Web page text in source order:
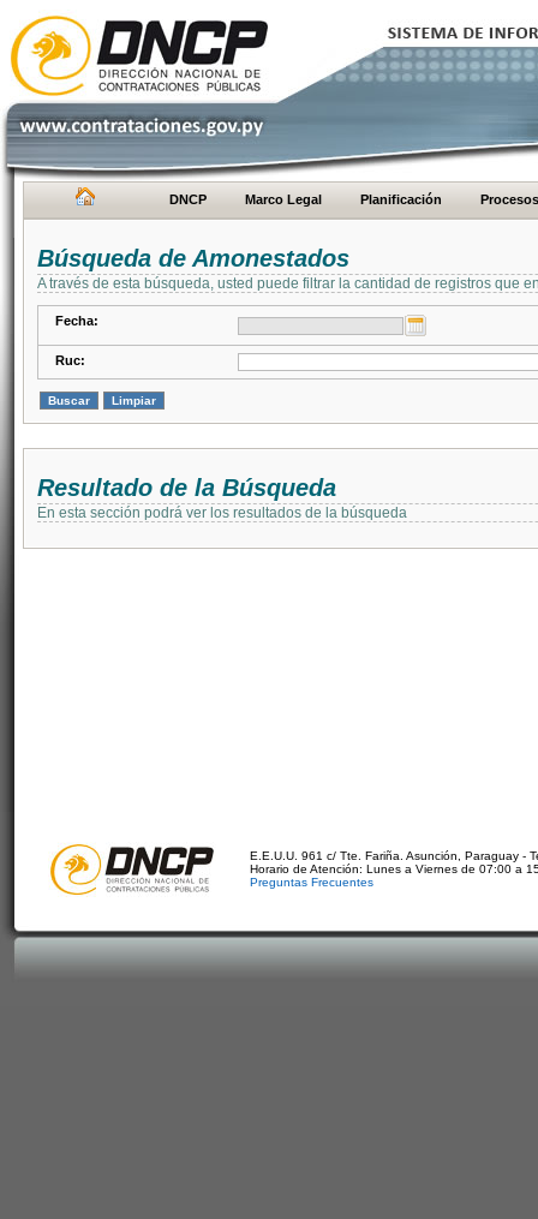
DNCP Marco Legal Planificación Procesos
Búsqueda de Amonestados
A través de esta búsqueda, usted puede filtrar la cantidad de registros que
Fecha:
Ruc:
Resultado de la Búsqueda
En esta sección podrá ver los resultados de la búsqueda
E.E.U.U. 961 c/ Tte. Fariña. Asunción, Paraguay -
Horario de Atención: Lunes a Viernes de 07:00 a
Preguntas Frecuentes